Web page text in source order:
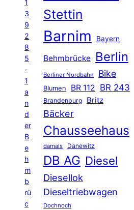
1
3
9
2
8
5
-
1
a
n
d
er
B
e
h
m
b
rü
c
Stettin
Barnim Bayern
Behmbrücke Berlin
Berliner Nordbahn Bike
Blumen BR 112 BR 243
Brandenburg Britz
Bäcker
Chausseehaus
damals Danewitz
DB AG Diesel
Diesellok
Dieseltriebwagen
Dochnoch